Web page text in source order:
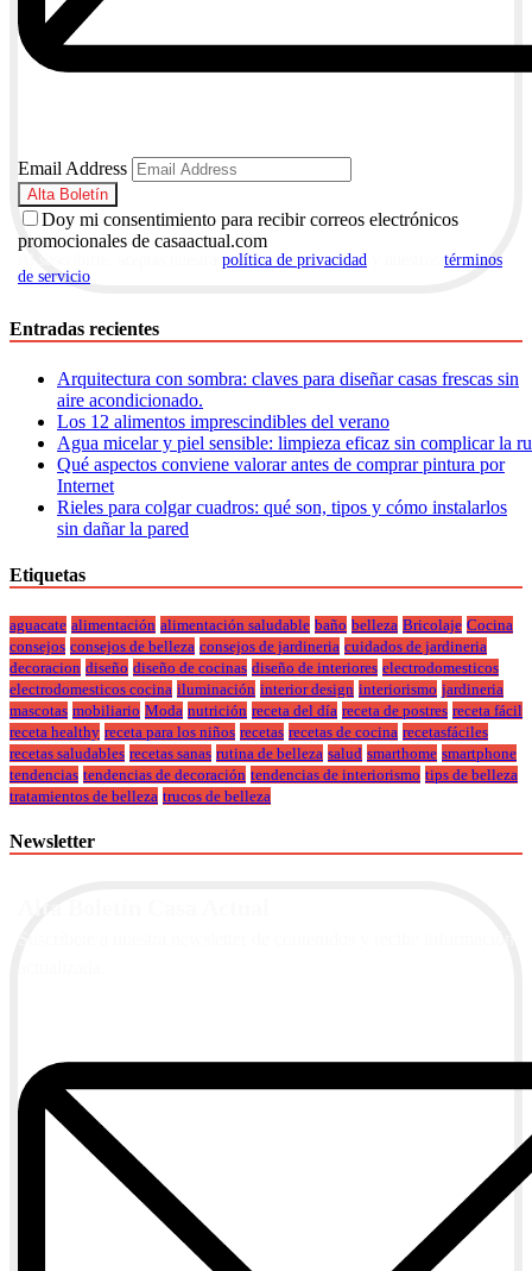
Email Address
Doy mi consentimiento para recibir correos electrónicos
promocionales de casaactual.com
política de privacidad
términos
de servicio
Entradas recientes
Arquitectura con sombra: claves para diseñar casas frescas sin
aire acondicionado.
Los 12 alimentos imprescindibles del verano
Agua micelar y piel sensible: limpieza eficaz sin complicar la
Qué aspectos conviene valorar antes de comprar pintura por
Internet
Rieles para colgar cuadros: qué son, tipos y cómo instalarlos
sin dañar la pared
Etiquetas
aguacate alimentación alimentación saludable baño belleza Bricolaje Cocina
consejos consejos de belleza consejos de jardineria cuidados de jardineria
decoracion diseño diseño de cocinas diseño de interiores electrodomesticos
electrodomesticos cocina iluminación interior design interiorismo jardineria
mascotas mobiliario Moda nutrición receta del día receta de postres receta fácil
receta healthy receta para los niños recetas recetas de cocina recetasfáciles
recetas saludables recetas sanas rutina de belleza salud smarthome smartphone
tendencias tendencias de decoración tendencias de interiorismo tips de belleza
tratamientos de belleza trucos de belleza
Newsletter